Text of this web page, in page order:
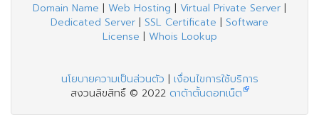
Domain Name | Web Hosting | Virtual Private Server |
Dedicated Server | SSL Certificate | Software
License | Whois Lookup
นโยบายความเป็นส่วนตัว | เงื่อนไขการใช้บริการ
สงวนลิขสิทธิ์ © 2022 ดาต้าตั้นดอทเน็ต